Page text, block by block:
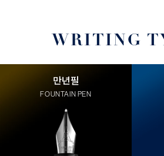
WRITING
만년필
FOUNTAIN PEN